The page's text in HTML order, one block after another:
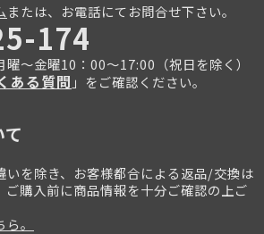
または、お電話にてお問合せ下さい。
174
曜～金曜10：00～17:00（祝日を除く）
ある質問 」をご確認ください。
いを除き、お客様都合による返品/交換は
ご購入前に商品情報を十分ご確認の上ご
。